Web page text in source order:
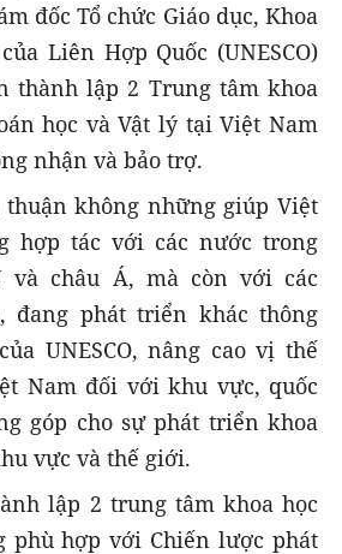
đốc Tổ chức Giáo dục, Khoa
Liên Hợp Quốc (UNESCO)
thành lập 2 Trung tâm khoa
học và Vật lý tại Việt Nam
nhận và bảo trợ.
không những giúp Việt
hợp tác với các nước trong
và châu Á, mà còn với các
đang phát triển khác thông
UNESCO, nâng cao vị thế
Nam đối với khu vực, quốc
góp cho sự phát triển khoa
vực và thế giới.
lập 2 trung tâm khoa học
phù hợp với Chiến lược phát